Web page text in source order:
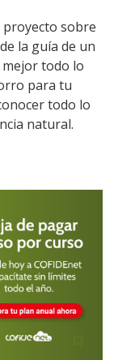
proyecto sobre
la guía de un
todo lo
para tu
todo lo
natural.